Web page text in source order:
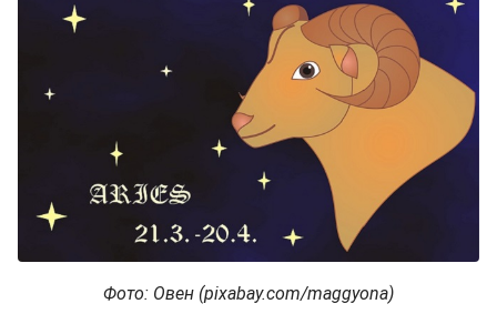
Фото: Овен (pixabay.com/maggyona)